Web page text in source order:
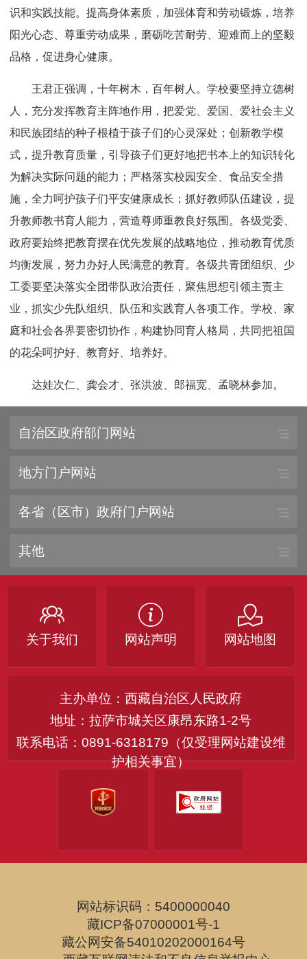
识和实践技能。提高身体素质，加强体育和劳动锻炼，培养
阳光心态、尊重劳动成果，磨砺吃苦耐劳、迎难而上的坚毅
品格，促进身心健康。
王君正强调，十年树木，百年树人。学校要坚持立德树
人，充分发挥教育主阵地作用，把爱党、爱国、爱社会主义
和民族团结的种子根植于孩子们的心灵深处；创新教学模
式，提升教育质量，引导孩子们更好地把书本上的知识转化
为解决实际问题的能力；严格落实校园安全、食品安全措
施，全力呵护孩子们平安健康成长；抓好教师队伍建设，提
升教师教书育人能力，营造尊师重教良好氛围。各级党委、
政府要始终把教育摆在优先发展的战略地位，推动教育优质
均衡发展，努力办好人民满意的教育。各级共青团组织、少
工委要坚决落实全团带队政治责任，聚焦思想引领主责主
业，抓实少先队组织、队伍和实践育人各项工作。学校、家
庭和社会各界要密切协作，构建协同育人格局，共同把祖国
的花朵呵护好、教育好、培养好。
达娃次仁、龚会才、张洪波、郎福宽、孟晓林参加。
自治区政府部门网站
地方门户网站
各省（区市）政府门户网站
其他
关于我们 网站声明 网站地图
主办单位：西藏自治区人民政府
地址：拉萨市城关区康昂东路1-2号
联系电话：0891-6318179（仅受理网站建设维
护相关事宜）
网站标识码：5400000040
藏ICP备07000001号-1
藏公网安备54010202000164号